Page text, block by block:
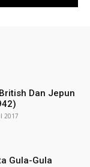
Dan Jepun
2017
Gula-Gula